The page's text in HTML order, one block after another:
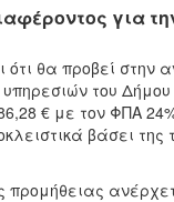
για
θα προβεί στην
του
€ με τον ΦΠΑ
βάσει
προμήθειας